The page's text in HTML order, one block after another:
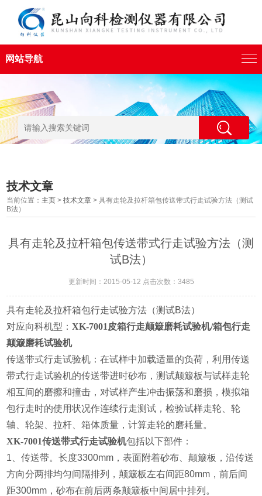
网站导航
技术文章
当前位置： 主页 >技术文章 > 具有走轮及拉杆箱包传送带式行走试验方法（测试
B法）
具有走轮及拉杆箱包传送带式行走试验方法（测
试B法）
更新时间：2015-05-12 点击次数：3485
具有走轮及拉杆箱包行走试验方法（测试B法）
对应向科机型：XK-7001皮箱行走颠簸磨耗试验机/箱包行走
颠簸磨耗试验机
传送带式行走试验机：在试样中加载适量的负荷，利用传送
带式行走试验机的传送带进时砂布，测试颠簸板与试样走轮
相互间的磨擦和撞击，对试样产生冲击振荡和磨损，模拟箱
包行走时的使用状况作连续行走测试，检验试样走轮、轮
轴、轮架、拉杆、箱体质量，计算走轮的磨耗量。
XK-7001传送带式行走试验机包括以下部件：
1 、传送带。长度3300mm ，表面附着砂布、颠簸板，沿传送
方向分两排均匀间隔排列，颠簸板左右间距80mm ，前后间
距300mm ，砂布在前后两条颠簸板中间居中排列。